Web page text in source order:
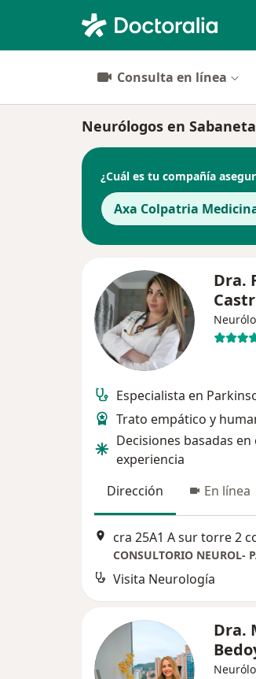
Consulta en línea
Neurólogos en Sabaneta
¿Cuál es tu compañía
Axa Colpatria
Dra.
Especialista en
Trato empático y
Decisiones basadas
experiencia
Dirección
En línea
Visita Neurología
Dra.